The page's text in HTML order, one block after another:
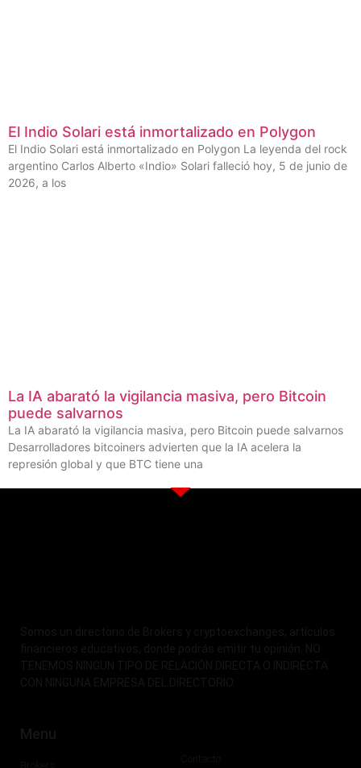
El Indio Solari está inmortalizado en Polygon
El Indio Solari está inmortalizado en Polygon La leyenda del rock
argentino Carlos Alberto «Indio» Solari falleció hoy, 5 de junio de
2026, a los
La IA abarató la vigilancia masiva, pero Bitcoin
puede salvarnos
La IA abarató la vigilancia masiva, pero Bitcoin puede salvarnos
Desarrolladores bitcoiners advierten que la IA acelera la
represión global y que BTC tiene una